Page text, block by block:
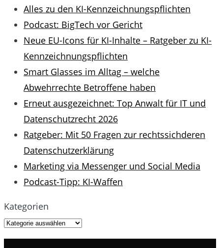
Alles zu den KI-Kennzeichnungspflichten
Podcast: BigTech vor Gericht
Neue EU-Icons für KI-Inhalte – Ratgeber zu KI-
Kennzeichnungspflichten
Smart Glasses im Alltag – welche
Abwehrrechte Betroffene haben
Erneut ausgezeichnet: Top Anwalt für IT und
Datenschutzrecht 2026
Ratgeber: Mit 50 Fragen zur rechtssichderen
Datenschutzerklärung
Marketing via Messenger und Social Media
Podcast-Tipp: KI-Waffen
Kategorien